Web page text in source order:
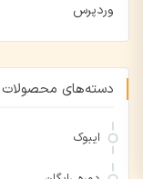
وردپرس
دسته‌های محصولات
ایبوک